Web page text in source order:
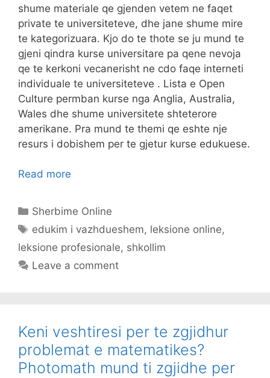
shume materiale qe gjenden vetem ne faqet
private te universiteteve, dhe jane shume mire
te kategorizuara. Kjo do te thote se ju mund te
gjeni qindra kurse universitare pa qene nevoja
qe te kerkoni vecanerisht ne cdo faqe interneti
individuale te universiteteve . Lista e Open
Culture permban kurse nga Anglia, Australia,
Wales dhe shume universitete shteterore
amerikane. Pra mund te themi qe eshte nje
resurs i dobishem per te gjetur kurse edukuese.
Read more
Categories
Sherbime Online
Tags
edukim i vazhdueshem, leksione online,
leksione profesionale, shkollim
Leave a comment
Keni veshtiresi per te zgjidhur
problemat e matematikes?
Photomath mund ti zgjidhe per